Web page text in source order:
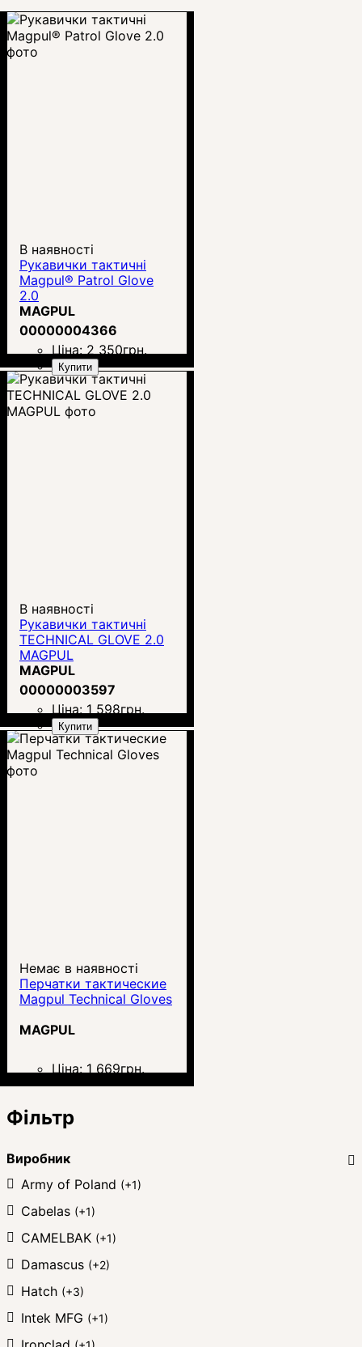
В наявності
Рукавички тактичні
Magpul® Patrol Glove
2.0
MAGPUL
00000004366
Ціна:2 350грн.
Купити
В наявності
Рукавички тактичні
TECHNICAL GLOVE 2.0
MAGPUL
MAGPUL
00000003597
Ціна:1 598грн.
Купити
Немає в наявності
Перчатки тактические
Magpul Technical Gloves
MAGPUL
Ціна:1 669грн.
Фільтр
Виробник
Army of Poland (+1)
Cabelas (+1)
CAMELBAK (+1)
Damascus (+2)
Hatch (+3)
Intek MFG (+1)